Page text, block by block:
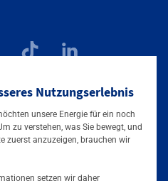
Nutzungserlebnis
unsere Energie für ein noch
zu verstehen, was Sie bewegt, und
zuerst anzuzeigen, brauchen wir
setzen wir daher